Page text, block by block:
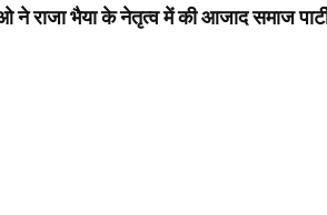
राजा भैया के नेतृत्व में की आजाद समाज